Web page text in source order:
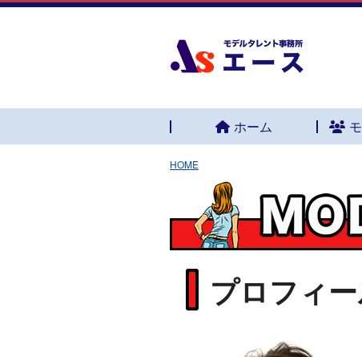
ホーム
HOME
プロフィ